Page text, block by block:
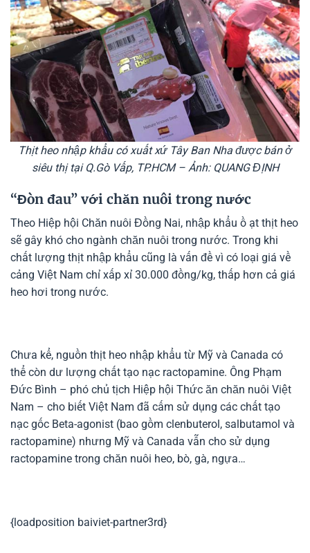
Thịt heo nhập khẩu có xuất xứ Tây Ban Nha được bán ở
siêu thị tại Q.Gò Vấp, TP.HCM – Ảnh: QUANG ĐỊNH
“Đòn đau” với chăn nuôi trong nước
Theo Hiệp hội Chăn nuôi Đồng Nai, nhập khẩu ồ ạt thịt heo
sẽ gây khó cho ngành chăn nuôi trong nước. Trong khi
chất lượng thịt nhập khẩu cũng là vấn đề vì có loại giá về
cảng Việt Nam chỉ xấp xỉ 30.000 đồng/kg, thấp hơn cả giá
heo hơi trong nước.
Chưa kể, nguồn thịt heo nhập khẩu từ Mỹ và Canada có
thể còn dư lượng chất tạo nạc ractopamine. Ông Phạm
Đức Bình – phó chủ tịch Hiệp hội Thức ăn chăn nuôi Việt
Nam – cho biết Việt Nam đã cấm sử dụng các chất tạo
nạc gốc Beta-agonist (bao gồm clenbuterol, salbutamol và
ractopamine) nhưng Mỹ và Canada vẫn cho sử dụng
ractopamine trong chăn nuôi heo, bò, gà, ngựa…
{loadposition baiviet-partner3rd}